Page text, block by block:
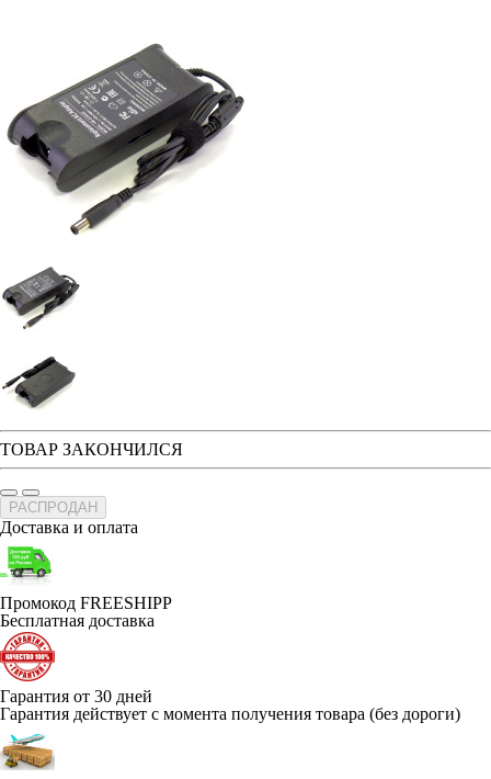
ТОВАР ЗАКОНЧИЛСЯ
РАСПРОДАН
Доставка и оплата
Промокод FREESHIPP
Бесплатная доставка
Гарантия от 30 дней
Гарантия действует с момента получения товара (без дороги)